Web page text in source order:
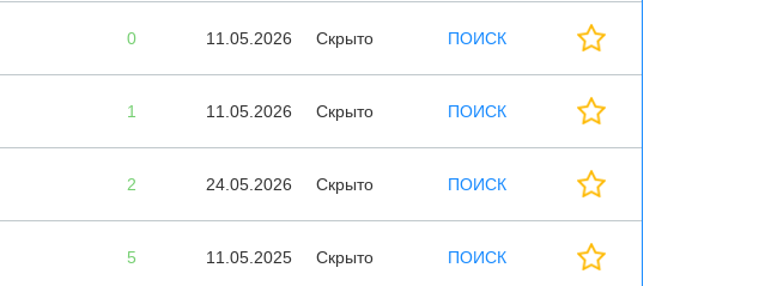
0 11.05.2026 Скрыто ПОИСК
1 11.05.2026 Скрыто ПОИСК
2 24.05.2026 Скрыто ПОИСК
5 11.05.2025 Скрыто ПОИСК